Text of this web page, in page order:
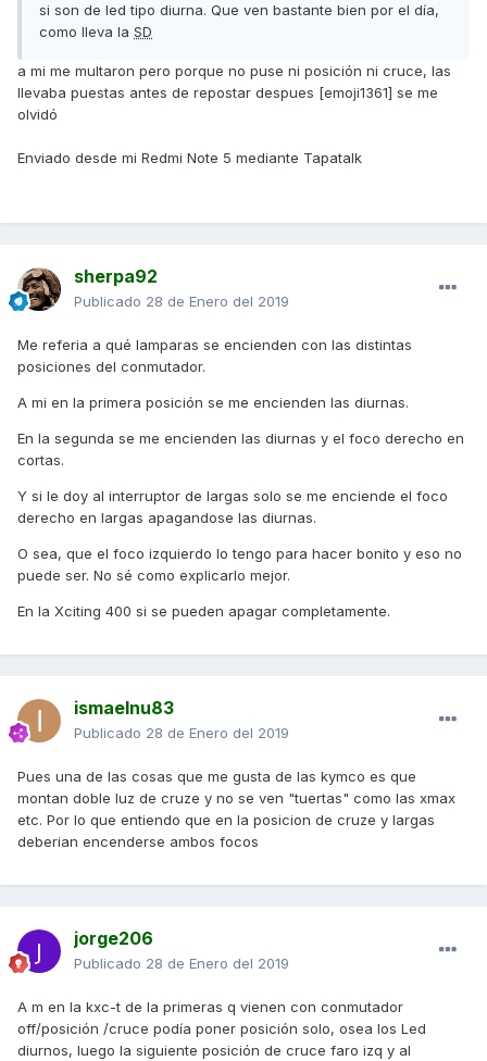
si son de led tipo diurna. Que ven bastante bien por el día,
como lleva la SD
a mi me multaron pero porque no puse ni posición ni cruce, las
llevaba puestas antes de repostar despues [emoji1361] se me
olvidó
Enviado desde mi Redmi Note 5 mediante Tapatalk
sherpa92
Publicado 28 de Enero del 2019
Me referia a qué lamparas se encienden con las distintas
posiciones del conmutador.
A mi en la primera posición se me encienden las diurnas.
En la segunda se me encienden las diurnas y el foco derecho en
cortas.
Y si le doy al interruptor de largas solo se me enciende el foco
derecho en largas apagandose las diurnas.
O sea, que el foco izquierdo lo tengo para hacer bonito y eso no
puede ser. No sé como explicarlo mejor.
En la Xciting 400 si se pueden apagar completamente.
ismaelnu83
Publicado 28 de Enero del 2019
Pues una de las cosas que me gusta de las kymco es que
montan doble luz de cruze y no se ven "tuertas" como las xmax
etc. Por lo que entiendo que en la posicion de cruze y largas
deberian encenderse ambos focos
jorge206
Publicado 28 de Enero del 2019
A m en la kxc-t de la primeras q vienen con conmutador
off/posición /cruce podía poner posición solo, osea los Led
diurnos, luego la siguiente posición de cruce faro izq y al